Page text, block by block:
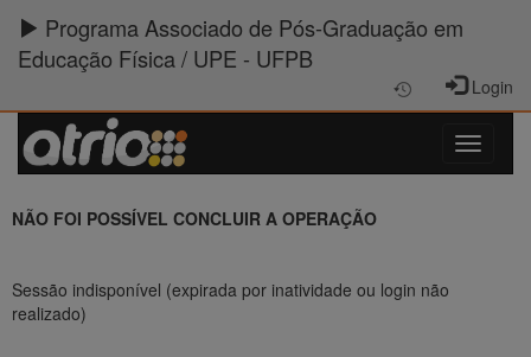
Programa Associado de Pós-Graduação em
Educação Física / UPE - UFPB
Login
NÃO FOI POSSÍVEL CONCLUIR A OPERAÇÃO
Sessão indisponível (expirada por inatividade ou login não
realizado)